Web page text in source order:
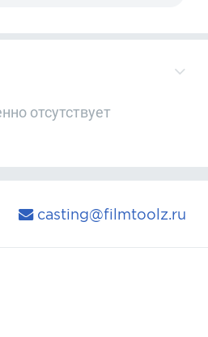
отсутствует
casting@filmtoolz.ru